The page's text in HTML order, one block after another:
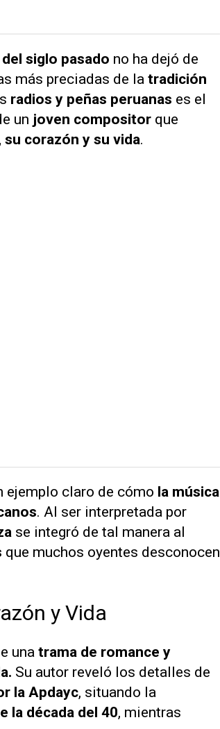
siglo pasado no ha dejó de
más preciadas de la tradición
radios y peñas peruanas es el
un joven compositor que
su corazón y su vida.
ejemplo claro de cómo la música
. Al ser interpretada por
se integró de tal manera al
que muchos oyentes desconocen
y Vida
una trama de romance y
Su autor reveló los detalles de
la Apdayc, situando la
la década del 40, mientras